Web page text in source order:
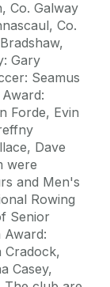
Co. Galway
Co.
Gary
Seamus
Forde, Evin
Dave
were
and Men's
Rowing
Senior
Award:
Cradock,
Casey,